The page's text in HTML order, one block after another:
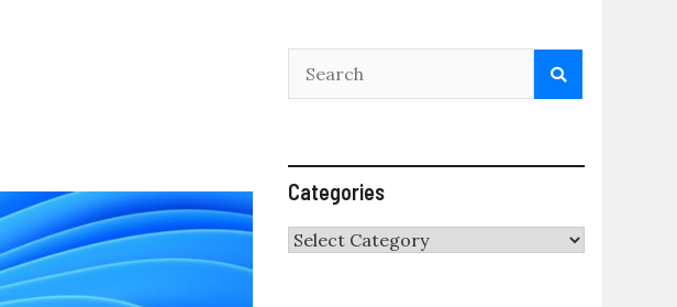
Categories
Categories